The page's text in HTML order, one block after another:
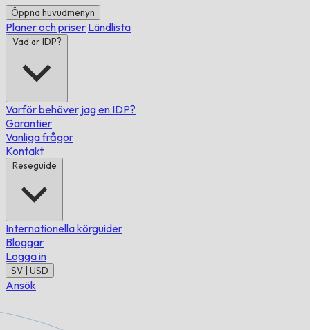
Öppna huvudmenyn
Planer och priser Ländlista
Vad är IDP?
Varför behöver jag en IDP?
Garantier
Vanliga frågor
Kontakt
Reseguide
Internationella körguider
Bloggar
Logga in
SV | USD
Ansök